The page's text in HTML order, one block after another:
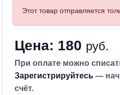
Этот товар отправляется
Цена: 180 руб.
При оплате можно
Зарегистрируйтесь —
счёт.